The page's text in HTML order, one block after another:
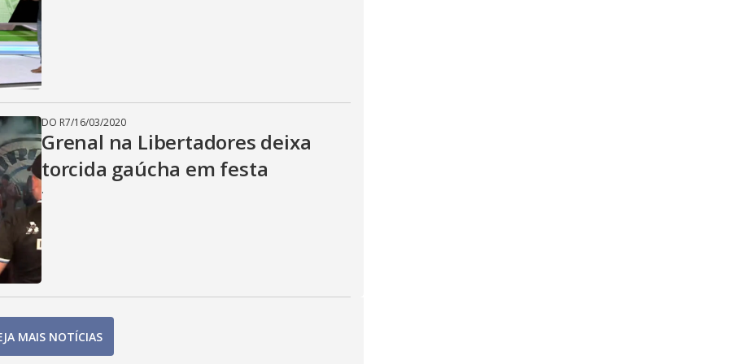
DO R7/16/03/2020
Grenal na Libertadores deixa
torcida gaúcha em festa
.
MAIS NOTÍCIAS